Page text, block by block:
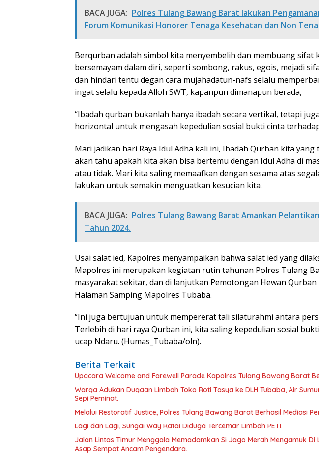
BACA JUGA: Polres Tulang Bawang Barat lakukan
Forum Komunikasi Honorer Tenaga Kesehatan dan Non
Berqurban adalah simbol kita menyembelih dan membuang sifat
bersemayam dalam diri, seperti sombong, rakus, egois, mejadi
dan hindari tentu degan cara mujahadatun-nafs selalu
ingat selalu kepada Alloh SWT, kapanpun dimanapun berada,
“Ibadah qurban bukanlah hanya ibadah secara vertikal, tetapi
horizontal untuk mengasah kepedulian sosial bukti cinta
Mari jadikan hari Raya Idul Adha kali ini, Ibadah Qurban kita
akan tahu apakah kita akan bisa bertemu dengan Idul Adha di
atau tidak. Mari kita saling memaafkan dengan sesama atas
lakukan untuk semakin menguatkan kesucian kita.
BACA JUGA: Polres Tulang Bawang Barat Amankan
Tahun 2024.
Usai salat ied, Kapolres menyampaikan bahwa salat ied yang
Mapolres ini merupakan kegiatan rutin tahunan Polres Tulang
masyarakat sekitar, dan di lanjutkan Pemotongan Hewan Qurban
Halaman Samping Mapolres Tubaba.
“Ini juga bertujuan untuk mempererat tali silaturahmi antara
Terlebih di hari raya Qurban ini, kita saling kepedulian sosial
ucap Ndaru. (Humas_Tubaba/oln).
Berita Terkait
Upacara Welcome and Farewell Parade Kapolres Tulang Bawang Barat
Warga Adukan Dugaan Limbah Toko Roti Tasya ke DLH Tubaba, Air
Sepi Peminat.
Melalui Restoratif Justice, Polres Tulang Bawang Barat Berhasil Mediasi
Lagi dan Lagi, Sungai Way Ratai Diduga Tercemar Limbah PETI.
Jalan Lintas Timur Menggala Memadamkan Si Jago Merah Mengamuk Di
Asap Sempat Ancam Pengendara.